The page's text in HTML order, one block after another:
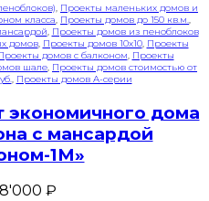
, Проекты маленьких домов и
класса, Проекты домов до 150 кв.м.,
, Проекты домов из пеноблоков
домов, Проекты домов 10x10, Проекты
домов с балконом, Проекты
шале, Проекты домов стоимостью от
, Проекты домов A-серии
экономичного дома
с мансардой
1М»
₽